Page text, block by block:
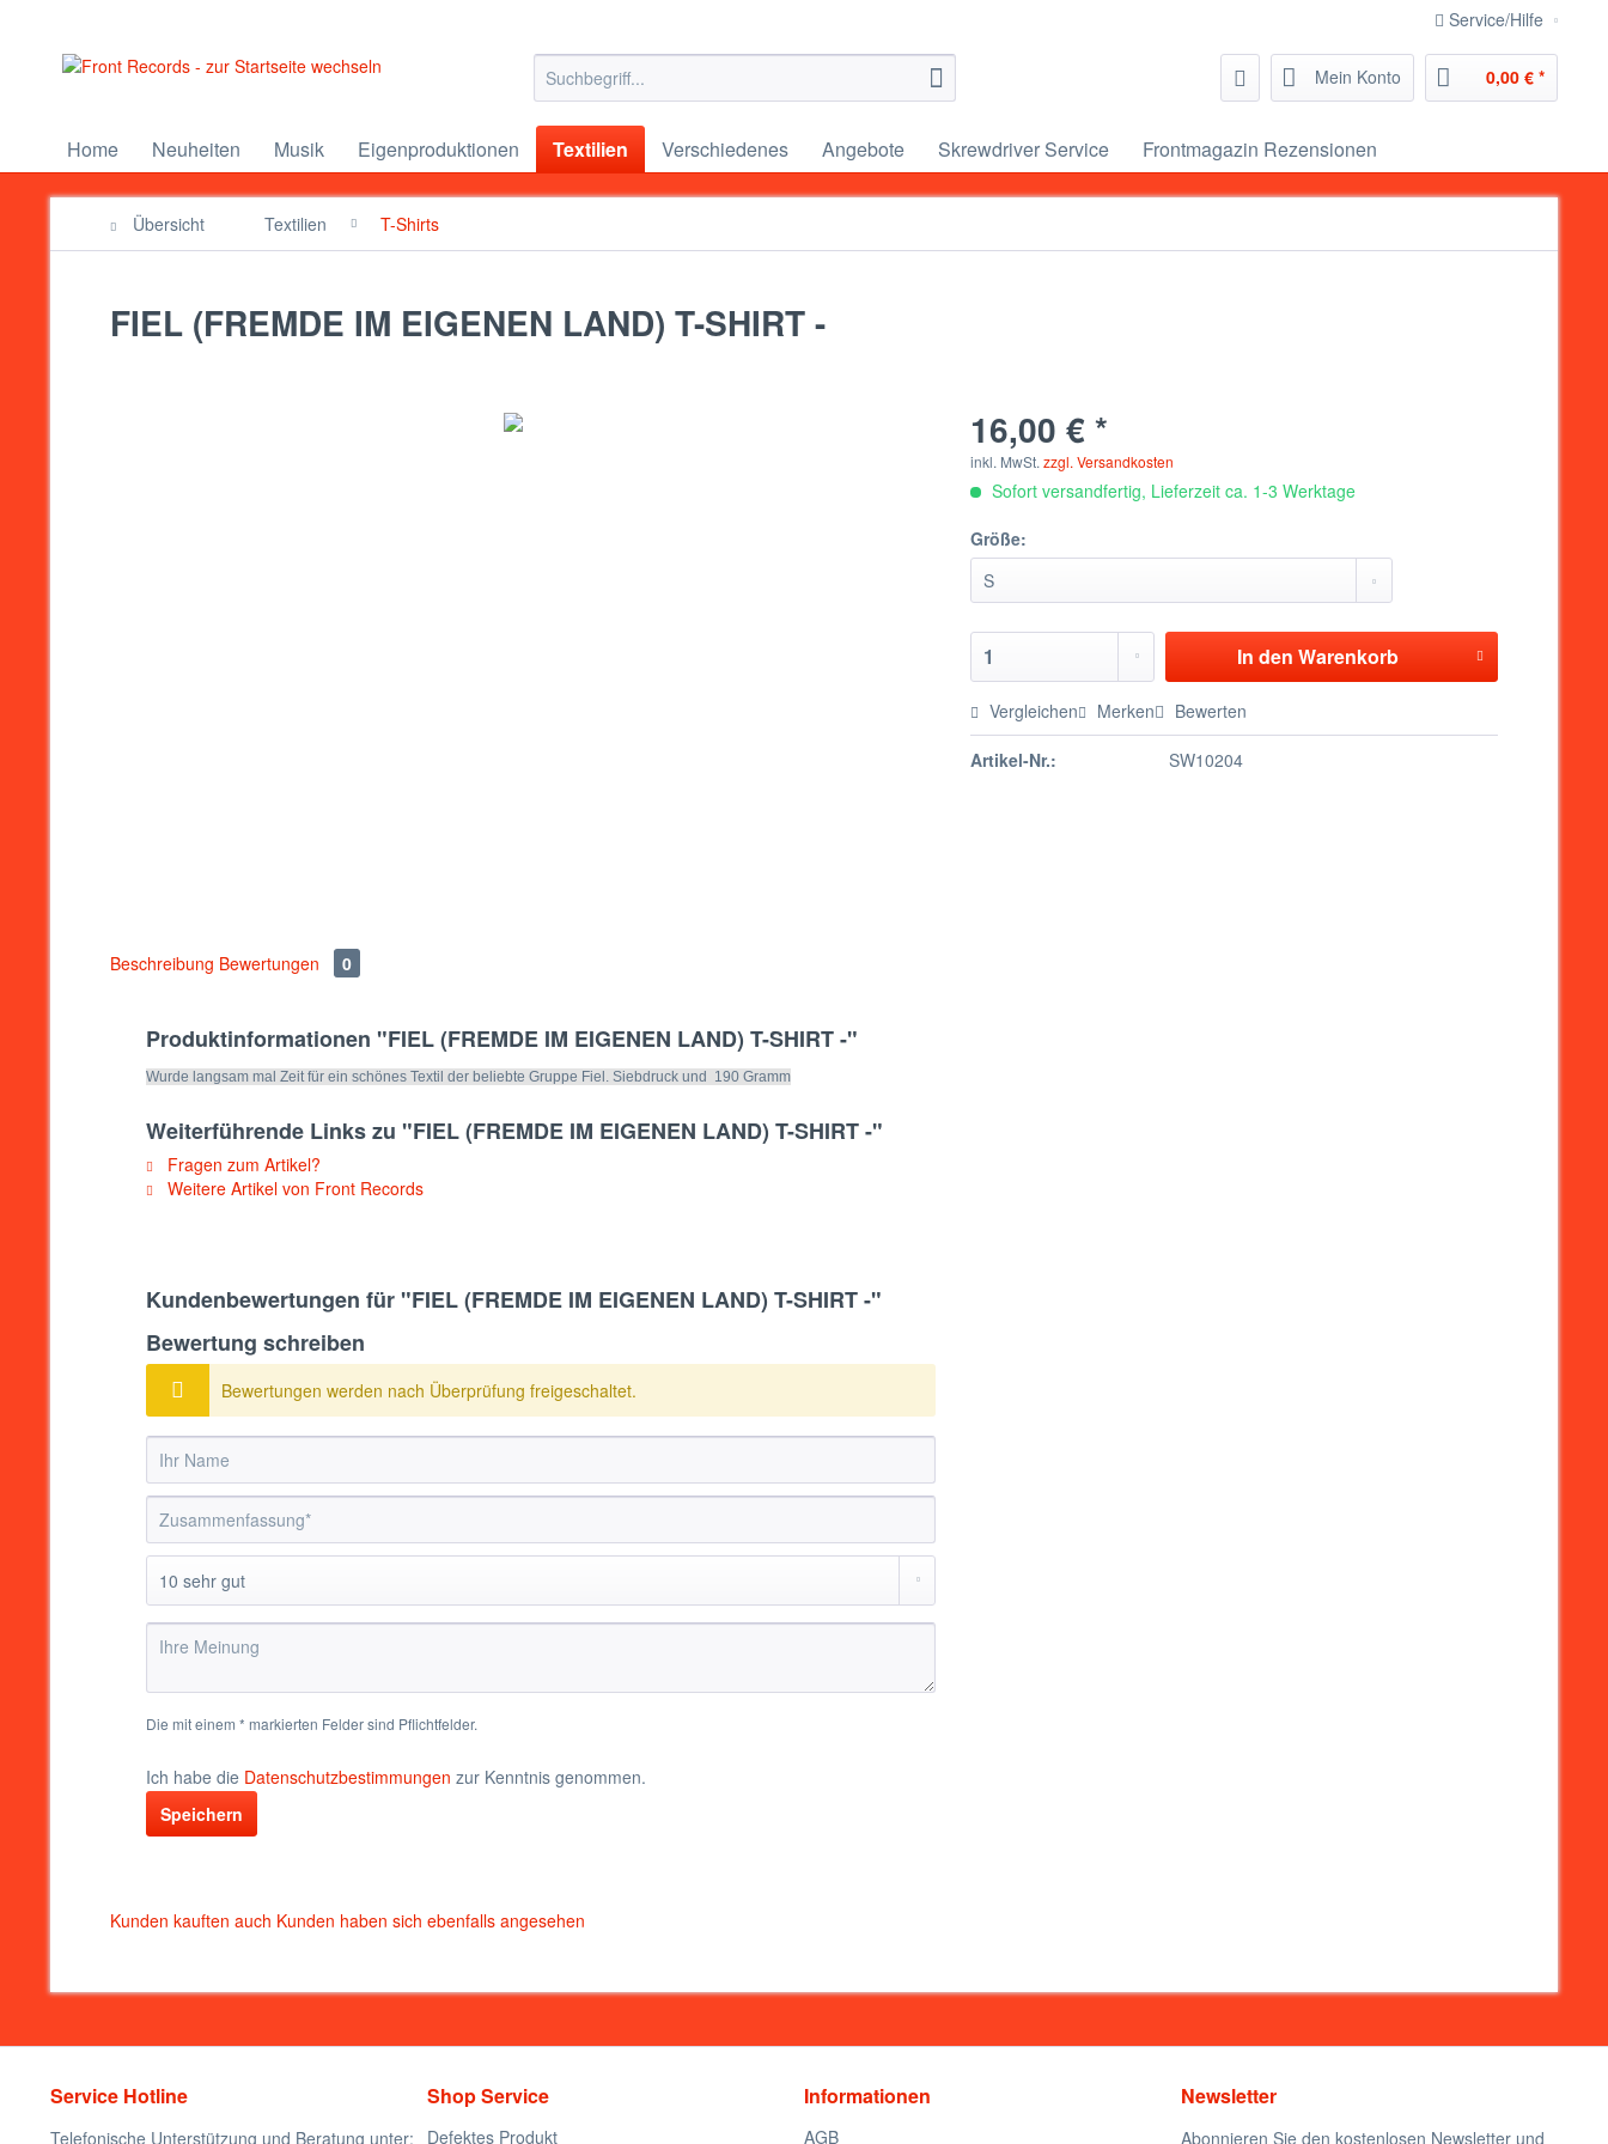
Service/Hilfe
Mein Konto 0,00 € *
Home Neuheiten Musik Eigenproduktionen Textilien Verschiedenes Angebote Skrewdriver Service Frontmagazin Rezensionen
Übersicht Textilien T-Shirts
FIEL (FREMDE IM EIGENEN LAND) T-SHIRT -
16,00 € *
inkl. MwSt.zzgl. Versandkosten
Sofort versandfertig, Lieferzeit ca. 1-3 Werktage
Größe:
In den Warenkorb
Vergleichen Merken Bewerten
Artikel-Nr.: SW10204
Beschreibung Bewertungen 0
Produktinformationen "FIEL (FREMDE IM EIGENEN LAND) T-SHIRT -"
Wurde langsam mal Zeit für ein schönes Textil der beliebte Gruppe Fiel. Siebdruck und 190 Gramm
Weiterführende Links zu "FIEL (FREMDE IM EIGENEN LAND) T-SHIRT -"
Fragen zum Artikel?
Weitere Artikel von Front Records
Kundenbewertungen für "FIEL (FREMDE IM EIGENEN LAND) T-SHIRT -"
Bewertung schreiben
Bewertungen werden nach Überprüfung freigeschaltet.
Die mit einem * markierten Felder sind Pflichtfelder.
Ich habe die Datenschutzbestimmungen zur Kenntnis genommen.
Speichern
Kunden kauften auch Kunden haben sich ebenfalls angesehen
Service Hotline
Telefonische Unterstützung und Beratung unter:
Shop Service
Defektes Produkt
Informationen
AGB
Newsletter
Abonnieren Sie den kostenlosen Newsletter und